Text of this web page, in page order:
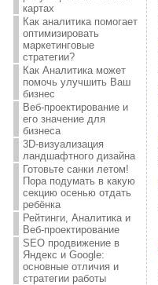
картах
Как аналитика помогает
оптимизировать
маркетинговые
стратегии?
Как Аналитика может
помочь улучшить Ваш
бизнес
Веб-проектирование и
его значение для
бизнеса
3D-визуализация
ландшафтного дизайна
Готовьте санки летом!
Пора подумать в какую
секцию осенью отдать
ребёнка
Рейтинги, Аналитика и
Веб-проектирование
SEO продвижение в
Яндекс и Google:
основные отличия и
стратегии работы